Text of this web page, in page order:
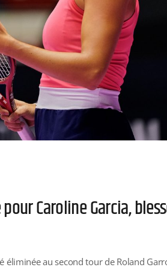
Caroline Garcia,
éliminée au second tour de Roland